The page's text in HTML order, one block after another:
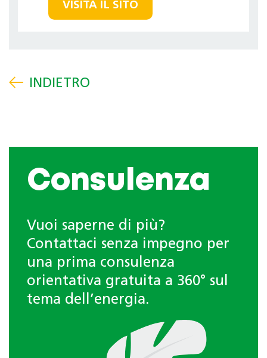
VISITA IL SITO
Consulenza
Vuoi saperne di più?
Contattaci senza impegno per
una prima consulenza
orientativa gratuita a 360° sul
tema dell’energia.